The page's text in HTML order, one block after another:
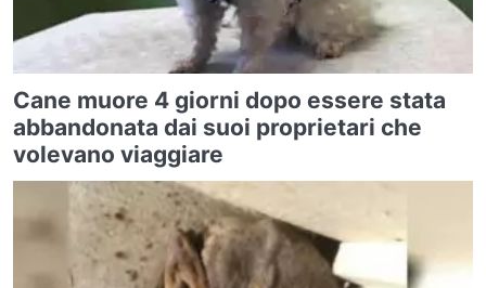
Cane muore 4 giorni dopo essere stata
abbandonata dai suoi proprietari che
volevano viaggiare